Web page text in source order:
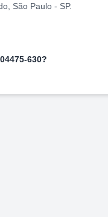
São Paulo - SP.
04475-630?